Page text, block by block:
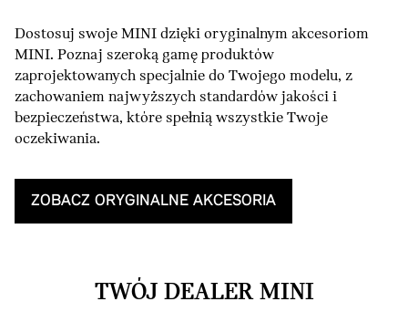
Dostosuj swoje MINI dzięki oryginalnym akcesoriom
MINI. Poznaj szeroką gamę produktów
zaprojektowanych specjalnie do Twojego modelu, z
zachowaniem najwyższych standardów jakości i
bezpieczeństwa, które spełnią wszystkie Twoje
oczekiwania.
ZOBACZ ORYGINALNE AKCESORIA
TWÓJ DEALER MINI